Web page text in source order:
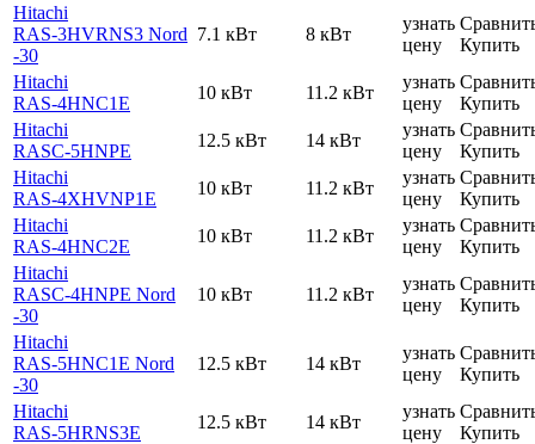
Hitachi
RAS-3HVRNS3 Nord
-30
7.1 кВт 8 кВт
узнать
цену
Купить
Hitachi
RAS-4HNC1E
10 кВт 11.2 кВт
узнать
цену
Купить
Hitachi
RASC-5HNPE
12.5 кВт 14 кВт
узнать
цену
Купить
Hitachi
RAS-4XHVNP1E
10 кВт 11.2 кВт
узнать
цену
Купить
Hitachi
RAS-4HNC2E
10 кВт 11.2 кВт
узнать
цену
Купить
Hitachi
RASC-4HNPE Nord
-30
10 кВт 11.2 кВт
узнать
цену
Купить
Hitachi
RAS-5HNC1E Nord
-30
12.5 кВт 14 кВт
узнать
цену
Купить
Hitachi
RAS-5HRNS3E
12.5 кВт 14 кВт
узнать
цену
Купить